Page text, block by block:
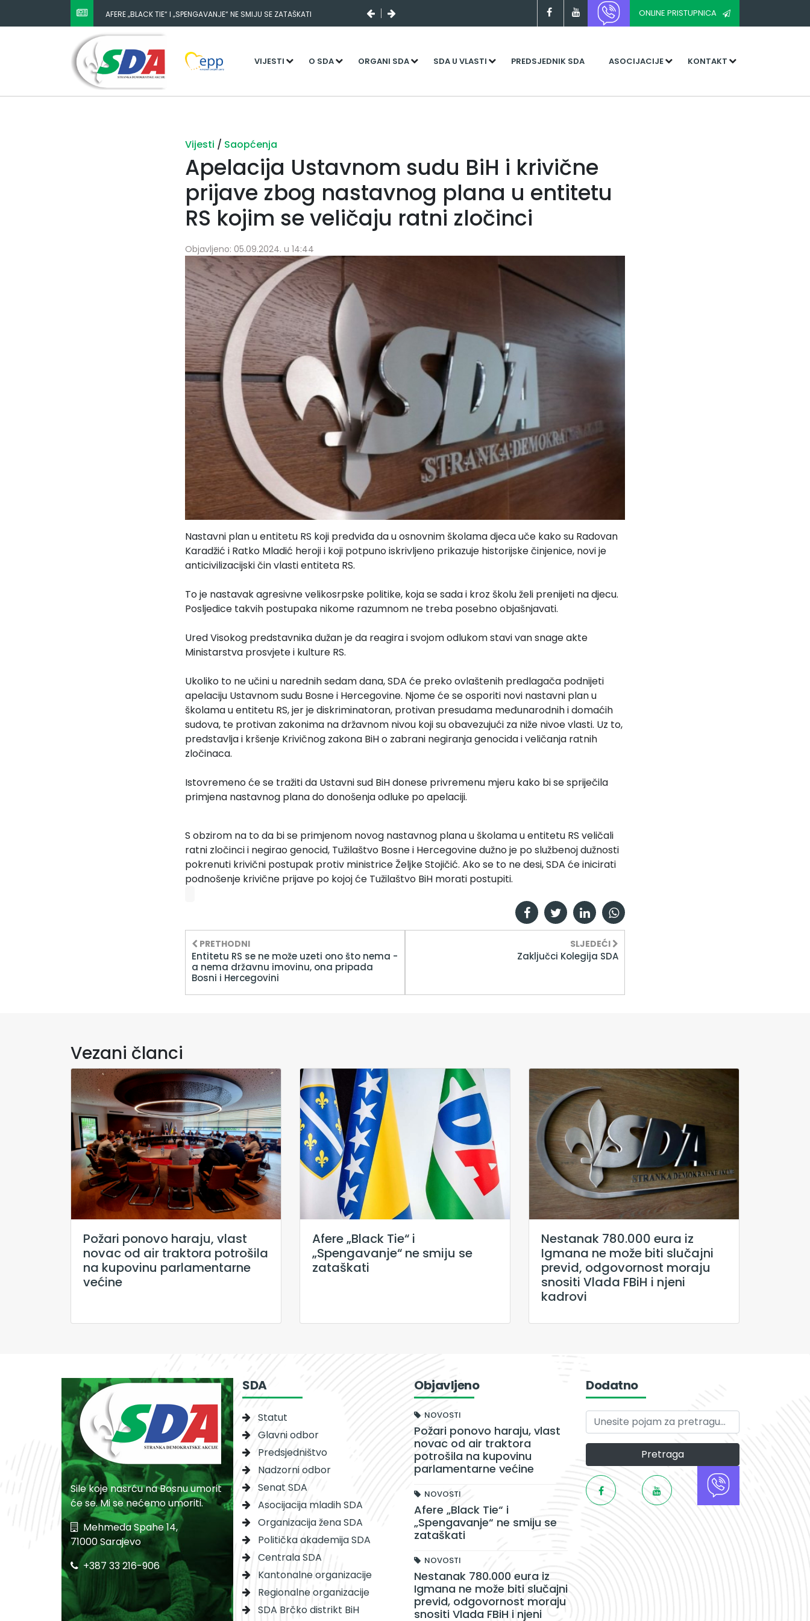
AFERE „BLACK TIE“ I „SPENGAVANJE“ NE SMIJU SE ZATAŠKATI ONLINE PRISTUPNICA
VIJESTI O SDA ORGANI SDA SDA U VLASTI PREDSJEDNIK SDA ASOCIJACIJE KONTAKT
Vijesti / Saopćenja
Apelacija Ustavnom sudu BiH i krivične
prijave zbog nastavnog plana u entitetu
RS kojim se veličaju ratni zločinci
Objavljeno: 05.09.2024. u 14:44
Nastavni plan u entitetu RS koji predviđa da u osnovnim školama djeca uče kako su Radovan
Karadžić i Ratko Mladić heroji i koji potpuno iskrivljeno prikazuje historijske činjenice, novi je
anticivilizacijski čin vlasti entiteta RS.
To je nastavak agresivne velikosrpske politike, koja se sada i kroz školu želi prenijeti na djecu.
Posljedice takvih postupaka nikome razumnom ne treba posebno objašnjavati.
Ured Visokog predstavnika dužan je da reagira i svojom odlukom stavi van snage akte
Ministarstva prosvjete i kulture RS.
Ukoliko to ne učini u narednih sedam dana, SDA će preko ovlaštenih predlagača podnijeti
apelaciju Ustavnom sudu Bosne i Hercegovine. Njome će se osporiti novi nastavni plan u
školama u entitetu RS, jer je diskriminatoran, protivan presudama međunarodnih i domaćih
sudova, te protivan zakonima na državnom nivou koji su obavezujući za niže nivoe vlasti. Uz to,
predstavlja i kršenje Krivičnog zakona BiH o zabrani negiranja genocida i veličanja ratnih
zločinaca.
Istovremeno će se tražiti da Ustavni sud BiH donese privremenu mjeru kako bi se spriječila
primjena nastavnog plana do donošenja odluke po apelaciji.
S obzirom na to da bi se primjenom novog nastavnog plana u školama u entitetu RS veličali
ratni zločinci i negirao genocid, Tužilaštvo Bosne i Hercegovine dužno je po službenoj dužnosti
pokrenuti krivični postupak protiv ministrice Željke Stojičić. Ako se to ne desi, SDA će inicirati
podnošenje krivične prijave po kojoj će Tužilaštvo BiH morati postupiti.
PRETHODNI
Entitetu RS se ne može uzeti ono što nema -
a nema državnu imovinu, ona pripada
Bosni i Hercegovini
SLJEDEĆI
Zaključci Kolegija SDA
Vezani članci
Požari ponovo haraju, vlast
novac od air traktora potrošila
na kupovinu parlamentarne
većine
Afere „Black Tie“ i
„Spengavanje“ ne smiju se
zataškati
Nestanak 780.000 eura iz
Igmana ne može biti slučajni
previd, odgovornost moraju
snositi Vlada FBiH i njeni
kadrovi
Sile koje nasrću na Bosnu umorit
će se. Mi se nećemo umoriti.
Mehmeda Spahe 14,
71000 Sarajevo
+387 33 216-906
SDA
Statut
Glavni odbor
Predsjedništvo
Nadzorni odbor
Senat SDA
Asocijacija mladih SDA
Organizacija žena SDA
Politička akademija SDA
Centrala SDA
Kantonalne organizacije
Regionalne organizacije
SDA Brčko distrikt BiH
Objavljeno
NOVOSTI
Požari ponovo haraju, vlast
novac od air traktora
potrošila na kupovinu
parlamentarne većine
NOVOSTI
Afere „Black Tie“ i
„Spengavanje“ ne smiju se
zataškati
NOVOSTI
Nestanak 780.000 eura iz
Igmana ne može biti slučajni
previd, odgovornost moraju
snositi Vlada FBiH i njeni
Dodatno
Pretraga